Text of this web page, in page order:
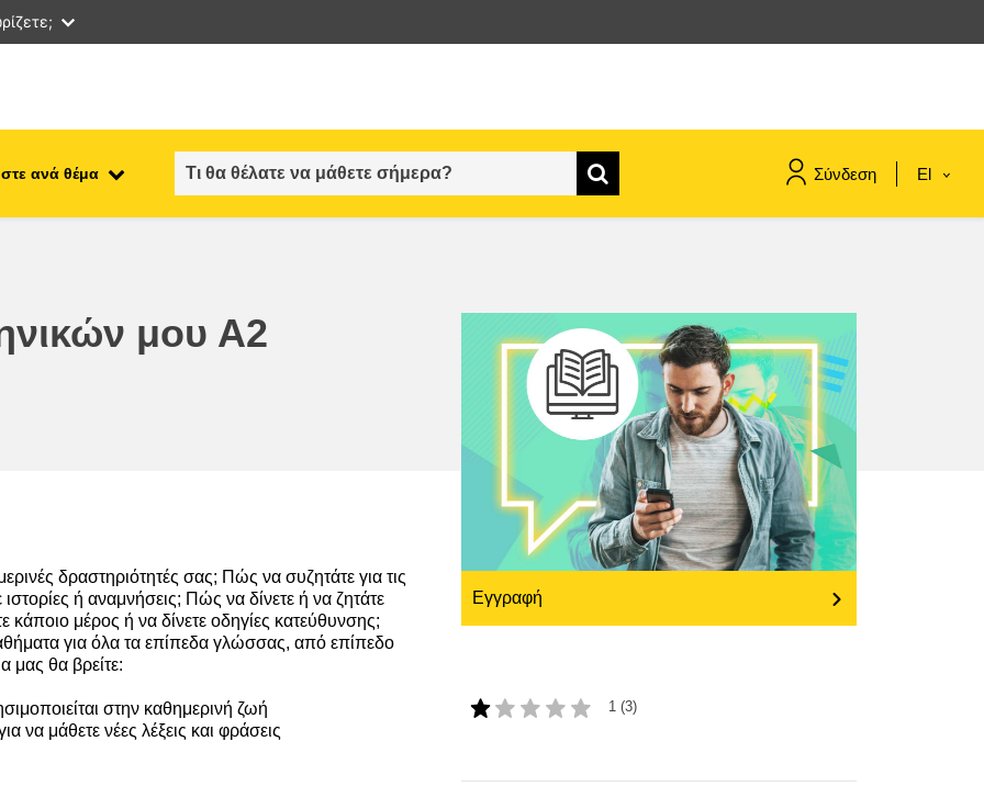
ανά θέμα Σύνδεση El
law, justice, fundamental and
human rights, & democracy
migration & integration
nutrition, health & wellbeing
public sector leadership,
innovation & knowledge sharing
transport & infrastructure
μου Α2
δραστηριότητές σας; Πώς να συζητάτε για τις
ή αναμνήσεις; Πώς να δίνετε ή να ζητάτε
μέρος ή να δίνετε οδηγίες κατεύθυνσης;
για όλα τα επίπεδα γλώσσας, από επίπεδο
θα βρείτε:
στην καθημερινή ζωή
να μάθετε νέες λέξεις και φράσεις
Εγγραφή
1 (3)